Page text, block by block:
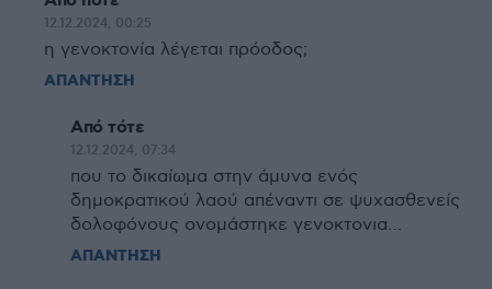
12.12.2024, 00:25
η γενοκτονία λέγεται πρόοδος;
ΑΠΑΝΤΗΣΗ
Από τότε
12.12.2024, 07:34
που το δικαίωμα στην άμυνα ενός
δημοκρατικού λαού απέναντι σε ψυχασθενείς
δολοφόνους ονομάστηκε γενοκτονια…
ΑΠΑΝΤΗΣΗ